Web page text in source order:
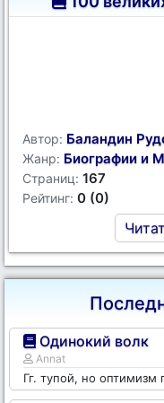
Автор: Баландин
Жанр: Биографии и
Страниц: 167
Рейтинг: 0 (0)
Одинокий волк
Annat
Гг. тупой, но оптимизм